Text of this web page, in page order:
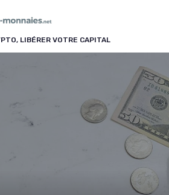
LIBÉRER VOTRE CAPITAL
cookies